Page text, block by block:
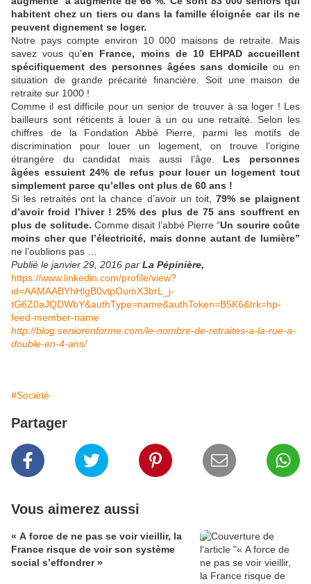
habitent chez un tiers ou dans la famille éloignée car ils ne
peuvent dignement se loger.
Notre pays compte environ 10 000 maisons de retraite. Mais
savez vous qu’en France, moins de 10 EHPAD accueillent
spécifiquement des personnes âgées sans domicile ou en
situation de grande précarité financière. Soit une maison de
retraite sur 1000 !
Comme il est difficile pour un senior de trouver à sa loger ! Les
bailleurs sont réticents à louer à un ou une retraité. Selon les
chiffres de la Fondation Abbé Pierre, parmi les motifs de
discrimination pour louer un logement, on trouve l’origine
étrangère du candidat mais aussi l’âge. Les personnes
âgées essuient 24% de refus pour louer un logement tout
simplement parce qu’elles ont plus de 60 ans !
Si les retraités ont la chance d’avoir un toit, 79% se plaignent
d’avoir froid l’hiver ! 25% des plus de 75 ans souffrent en
plus de solitude. Comme disait l’abbé Pierre “Un sourire coûte
moins cher que l’électricité, mais donne autant de lumière”
ne l’oublions pas …
Publié le janvier 29, 2016 par La Pépinière,
https://www.linkedin.com/profile/view?
id=AAMAABYhHlgB0vtpOumX3brL_j-
tG6Z0aJQDWbY&authType=name&authToken=B5K6&trk=hp-
feed-member-name
http://blog.seniorenforme.com/le-nombre-de-retraites-a-la-rue-a-
double-en-4-ans/
#Société
Partager
Vous aimerez aussi
« A force de ne pas se voir vieillir, la
France risque de voir son système
social s’effondrer »